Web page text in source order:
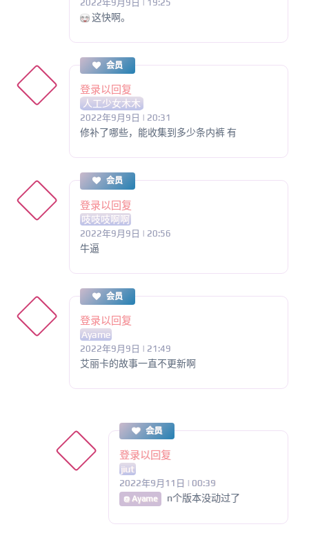
2022年9月9日 | 19:25
这快啊。
会员
登录以回复
人工少女木木
2022年9月9日 | 20:31
修补了哪些，能收集到多少条内裤 有
会员
登录以回复
吱吱吱啊啊
2022年9月9日 | 20:56
牛逼
会员
登录以回复
Ayame
2022年9月9日 | 21:49
艾丽卡的故事一直不更新啊
会员
登录以回复
jiut
2022年9月11日 | 00:39
@ Ayame n个版本没动过了